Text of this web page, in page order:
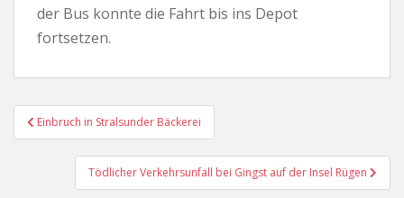
der Bus konnte die Fahrt bis ins Depot
fortsetzen.
Beitragsnavigation
Einbruch in Stralsunder Bäckerei
Tödlicher Verkehrsunfall bei Gingst auf der Insel Rügen